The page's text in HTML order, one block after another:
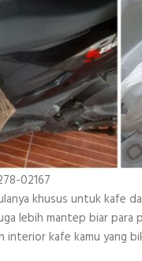
02167
khusus untuk kafe
lebih mantep biar para
interior kafe kamu yang